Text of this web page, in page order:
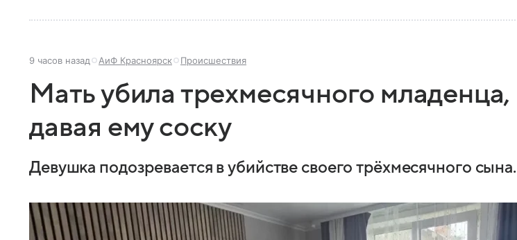
9 часов назад АиФ Красноярск Происшествия
Мать убила трехмесячного младенца,
давая ему соску
Девушка подозревается в убийстве своего трёхмесячного сына.